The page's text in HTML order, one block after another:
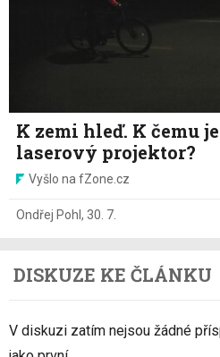
K zemi hleď. K čemu
laserový projektor?
Vyšlo na fZone.cz
Ondřej Pohl , 30. 7.
DISKUZE KE ČLÁNKU
V diskuzi zatím nejsou žádné